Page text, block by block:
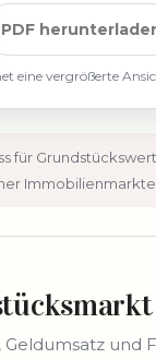
PDF
eine vergrößerte
für
Immobilienmarktes
und